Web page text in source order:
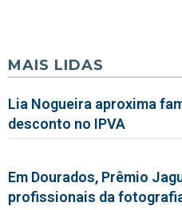
MAIS LIDAS
Lia Nogueira aproxima
desconto no IPVA
Em Dourados, Prêmio
profissionais da